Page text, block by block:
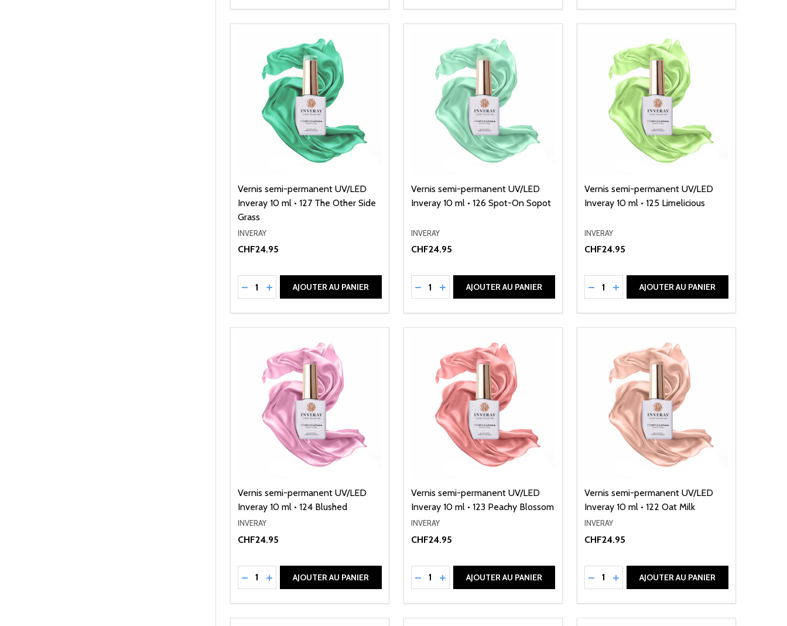
Vernis semi-permanent UV/LED
Inveray 10 ml • 127 The Other Side
Grass
INVERAY
CHF24.95
Quantité:
RÉDUIRE LA QUANTITÉ DE UNDEFINED
AUGMENTER LA QUANTITÉ DE UNDEFINED
AJOUTER AU PANIER
Vernis semi-permanent UV/LED
Inveray 10 ml • 126 Spot-On Sopot
INVERAY
CHF24.95
Quantité:
RÉDUIRE LA QUANTITÉ DE UNDEFINED
AUGMENTER LA QUANTITÉ DE UNDEFINED
AJOUTER AU PANIER
Vernis semi-permanent UV/LED
Inveray 10 ml • 125 Limelicious
INVERAY
CHF24.95
Quantité:
RÉDUIRE LA QUANTITÉ DE UNDEFINED
AUGMENTER LA QUANTITÉ DE
AJOUTER AU PANIER
Vernis semi-permanent UV/LED
Inveray 10 ml • 124 Blushed
INVERAY
CHF24.95
Quantité:
RÉDUIRE LA QUANTITÉ DE UNDEFINED
AUGMENTER LA QUANTITÉ DE UNDEFINED
AJOUTER AU PANIER
Vernis semi-permanent UV/LED
Inveray 10 ml • 123 Peachy Blossom
INVERAY
CHF24.95
Quantité:
RÉDUIRE LA QUANTITÉ DE UNDEFINED
AUGMENTER LA QUANTITÉ DE UNDEFINED
AJOUTER AU PANIER
Vernis semi-permanent UV/LED
Inveray 10 ml • 122 Oat Milk
INVERAY
CHF24.95
Quantité:
RÉDUIRE LA QUANTITÉ DE UNDEFINED
AUGMENTER LA QUANTITÉ DE
AJOUTER AU PANIER